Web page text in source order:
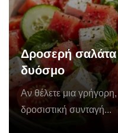
Δροσερή σαλάτα
δυόσμο
Αν θέλετε μια γρήγορη,
δροσιστική συνταγή...